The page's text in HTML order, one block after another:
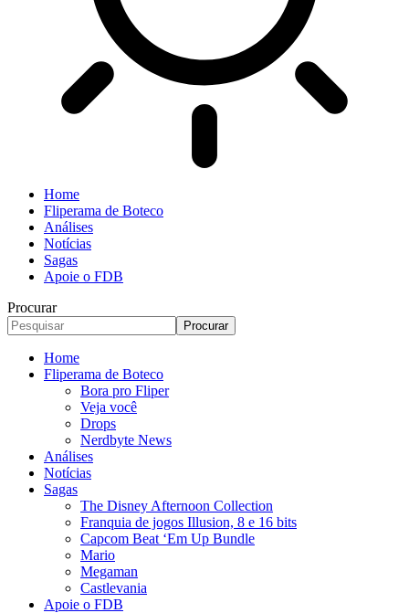
Home
Fliperama de Boteco
Análises
Notícias
Sagas
Apoie o FDB
Procurar
Home
Fliperama de Boteco
Bora pro Fliper
Veja você
Drops
Nerdbyte News
Análises
Notícias
Sagas
The Disney Afternoon Collection
Franquia de jogos Illusion, 8 e 16 bits
Capcom Beat ‘Em Up Bundle
Mario
Megaman
Castlevania
Apoie o FDB